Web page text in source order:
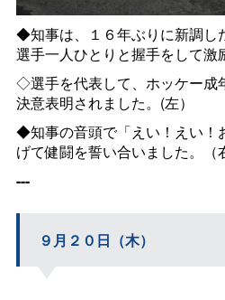
◆知事は、１６年ぶりに新調し
選手一人ひとりと握手をして激
◇選手を代表して、ホッケー成
決意表明されました。(左）
◆知事の音頭で「えい！えい！
げて健闘を誓い合いました。（
---
９月２０日（木）